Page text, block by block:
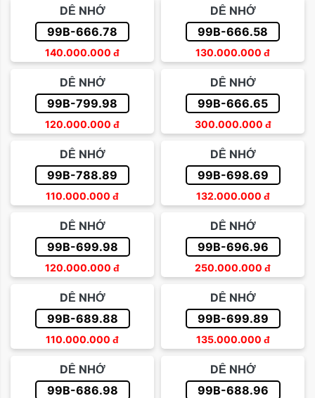
DỄ NHỚ
99B-666.78
140.000.000 đ
DỄ NHỚ
99B-666.58
130.000.000 đ
DỄ NHỚ
99B-799.98
120.000.000 đ
DỄ NHỚ
99B-666.65
300.000.000 đ
DỄ NHỚ
99B-788.89
110.000.000 đ
DỄ NHỚ
99B-698.69
132.000.000 đ
DỄ NHỚ
99B-699.98
120.000.000 đ
DỄ NHỚ
99B-696.96
250.000.000 đ
DỄ NHỚ
99B-689.88
110.000.000 đ
DỄ NHỚ
99B-699.89
135.000.000 đ
DỄ NHỚ
99B-686.98
DỄ NHỚ
99B-688.96